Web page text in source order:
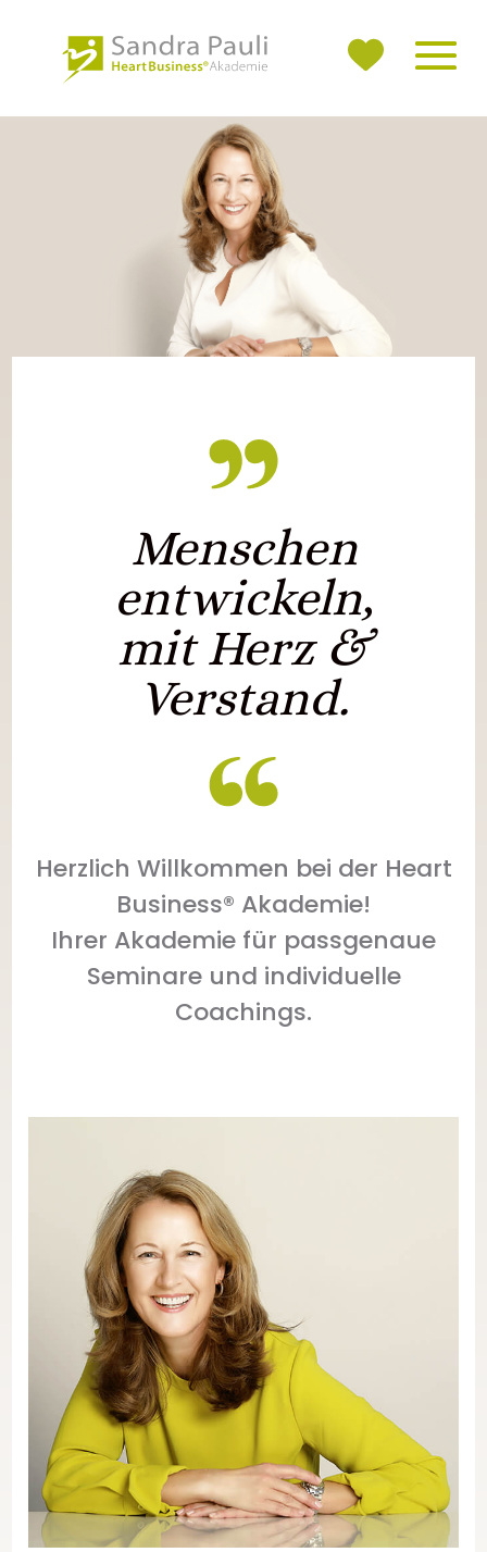
Sandra
Menschen
entwickeln,
mit Herz &
Verstand.
Herzlich Willkommen bei der Heart
Business® Akademie!
Ihrer Akademie für passgenaue
Seminare und individuelle
Coachings.